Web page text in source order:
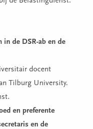
de DSR-ab en de
docent
Tilburg University.
en preferente
en de